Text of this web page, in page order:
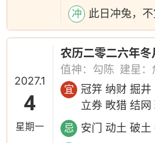
冲 此日冲兔，
2027.1
4
星期一
农历二零二六年冬
值神：勾陈 建星：
宜
冠笄 纳财 掘井
立券 畋猎 结网
忌 安门 动土 破